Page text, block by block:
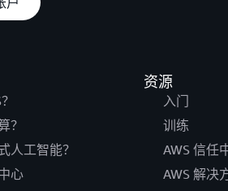
？
人工智能？
心
资源
入门
训练
AWS 信任
AWS 解决